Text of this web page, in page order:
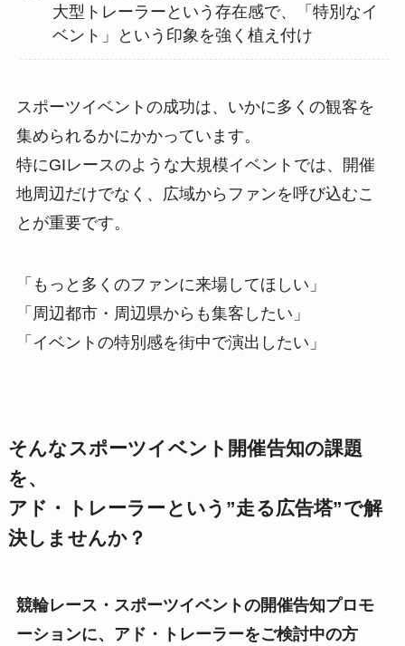
大型トレーラーという存在感で、「特別なイ
ベント」という印象を強く植え付け
スポーツイベントの成功は、いかに多くの観客を
集められるかにかかっています。
特にGIレースのような大規模イベントでは、開催
地周辺だけでなく、広域からファンを呼び込むこ
とが重要です。
「もっと多くのファンに来場してほしい」
「周辺都市・周辺県からも集客したい」
「イベントの特別感を街中で演出したい」
そんなスポーツイベント開催告知の課題
を、
アド・トレーラーという”走る広告塔”で解
決しませんか？
競輪レース・スポーツイベントの開催告知プロモ
ーションに、アド・トレーラーをご検討中の方